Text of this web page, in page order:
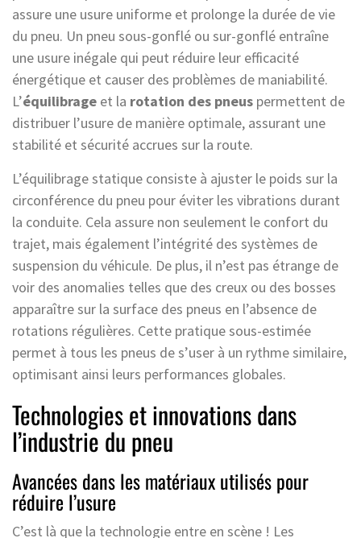
assure une usure uniforme et prolonge la durée de vie
du pneu. Un pneu sous-gonflé ou sur-gonflé entraîne
une usure inégale qui peut réduire leur efficacité
énergétique et causer des problèmes de maniabilité.
L’équilibrage et la rotation des pneus permettent de
distribuer l’usure de manière optimale, assurant une
stabilité et sécurité accrues sur la route.
L’équilibrage statique consiste à ajuster le poids sur la
circonférence du pneu pour éviter les vibrations durant
la conduite. Cela assure non seulement le confort du
trajet, mais également l’intégrité des systèmes de
suspension du véhicule. De plus, il n’est pas étrange de
voir des anomalies telles que des creux ou des bosses
apparaître sur la surface des pneus en l’absence de
rotations régulières. Cette pratique sous-estimée
permet à tous les pneus de s’user à un rythme similaire,
optimisant ainsi leurs performances globales.
Technologies et innovations dans
l’industrie du pneu
Avancées dans les matériaux utilisés pour
réduire l’usure
C’est là que la technologie entre en scène ! Les